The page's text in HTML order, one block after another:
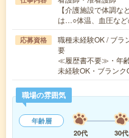
【介護施設で体調
は…○体温、血圧な
応募資格
職種未経験OK / ブラ
要
≪履歴書不要≫・年
未経験OK・ブラン
職場の雰囲気
年齢層
20代
30代